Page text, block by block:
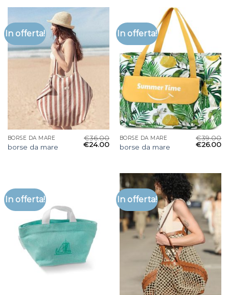
In offerta!
BORSE DA MARE
borse da mare
€36.00
€24.00
In offerta!
BORSE DA MARE
borse da mare
€39.00
€26.00
In offerta! In offerta!